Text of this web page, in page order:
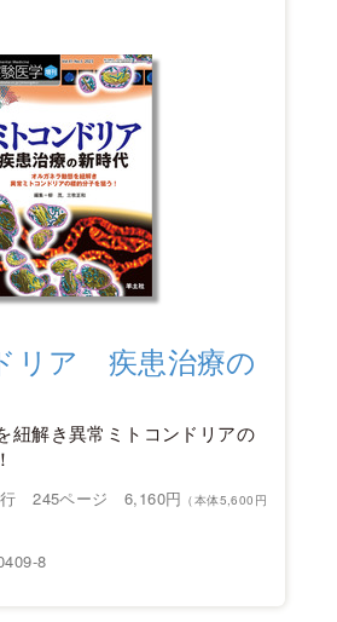
リア 疾患治療の
紐解き異常ミトコンドリアの
行 245ページ 6,160円 （本体5,600円
8